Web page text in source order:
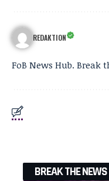
REDAKTION
FoB News Hub. Break
BREAK THE NEWS